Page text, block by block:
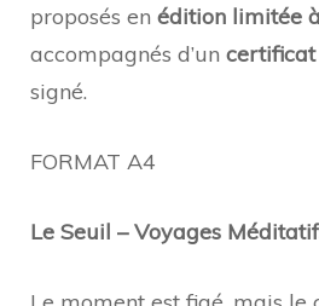
proposés en édition limitée
accompagnés d’un certificat
signé.
FORMAT A4
Le Seuil – Voyages